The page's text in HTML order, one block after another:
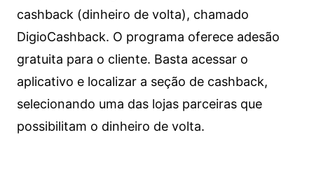
cashback (dinheiro de volta), chamado
DigioCashback. O programa oferece adesão
gratuita para o cliente. Basta acessar o
aplicativo e localizar a seção de cashback,
selecionando uma das lojas parceiras que
possibilitam o dinheiro de volta.